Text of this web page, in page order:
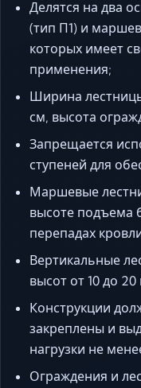
Делятся на два
(тип П1) и
которых имеет
применения;
Ширина
см, высота
Запрещается
ступеней для
Маршевые
высоте подъема
перепадах
Вертикальные
высот от 10 до 20
Конструкции
закреплены и
нагрузки не
Ограждения и